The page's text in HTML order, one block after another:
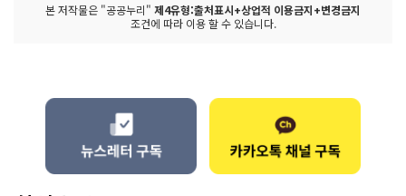
본 저작물은 "공공누리" 제4유형:출처표시+상업적 이용금지+변경금지
조건에 따라 이용 할 수 있습니다.